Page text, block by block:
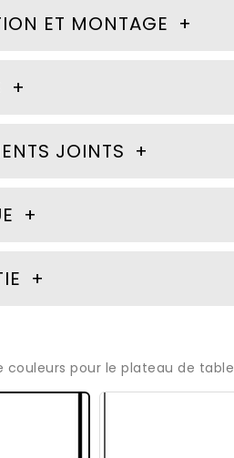
ET MONTAGE
JOINTS
couleurs pour le plateau de table